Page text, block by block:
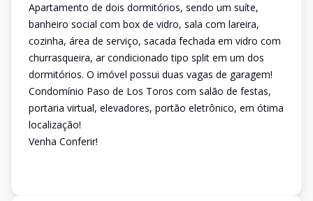
Apartamento de dois dormitórios, sendo um suíte,
banheiro social com box de vidro, sala com lareira,
cozinha, área de serviço, sacada fechada em vidro com
churrasqueira, ar condicionado tipo split em um dos
dormitórios. O imóvel possui duas vagas de garagem!
Condomínio Paso de Los Toros com salão de festas,
portaria virtual, elevadores, portão eletrônico, em ótima
localização!
Venha Conferir!